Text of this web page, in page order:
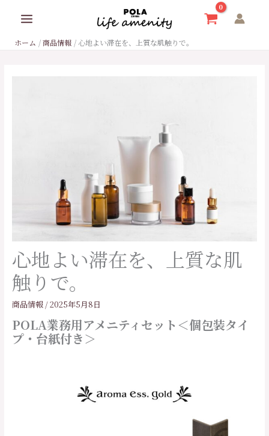
ホーム 商品情報 心地よい滞在を、上質な肌触りで。
心地よい滞在を、上質な肌
触りで。
商品情報 /2025年5月8日
POLA業務用アメニティセット＜個包装タイ
プ・台紙付き＞